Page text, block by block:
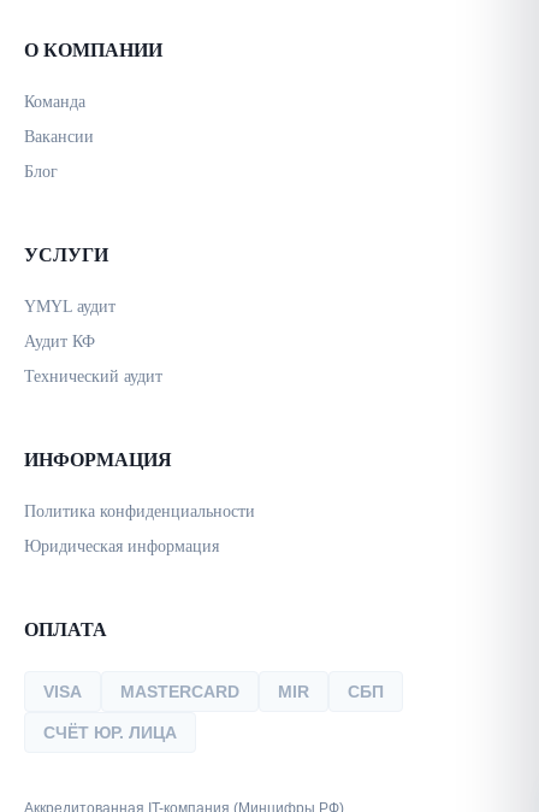
О КОМПАНИИ
Команда
Вакансии
Блог
УСЛУГИ
YMYL аудит
Аудит КФ
Технический аудит
ИНФОРМАЦИЯ
Политика конфиденциальности
Юридическая информация
ОПЛАТА
VISA MASTERCARD MIR СБП
СЧЁТ ЮР. ЛИЦА
Аккредитованная IT-компания (Минцифры РФ)